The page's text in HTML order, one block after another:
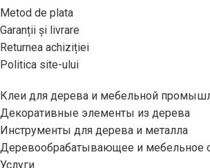
Metod de plata
Garanții și livrare
Returnea achiziției
Politica site-ului
Клеи для дерева и мебельной
Декоративные элементы из дерева
Инструменты для дерева и металла
Деревообрабатывающее и мебельное
Услуги